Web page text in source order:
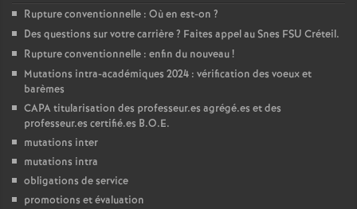
Rupture conventionnelle : Où en est-on ?
Des questions sur votre carrière? Faites appel au Snes FSU Créteil.
Rupture conventionnelle : enfin du nouveau!
Mutations intra-académiques 2024 : vérification des voeux et
barèmes
CAPAtitularisation des professeur.es agrégé.es et des
professeur.es certifié.es B.O.E.
mutations inter
mutations intra
obligations de service
promotions et évaluation